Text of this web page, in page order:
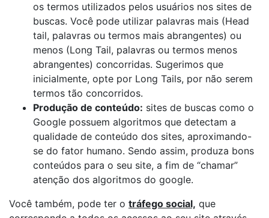
os termos utilizados pelos usuários nos sites de
buscas. Você pode utilizar palavras mais (Head
tail, palavras ou termos mais abrangentes) ou
menos (Long Tail, palavras ou termos menos
abrangentes) concorridas. Sugerimos que
inicialmente, opte por Long Tails, por não serem
termos tão concorridos.
Produção de conteúdo: sites de buscas como o
Google possuem algoritmos que detectam a
qualidade de conteúdo dos sites, aproximando-
se do fator humano. Sendo assim, produza bons
conteúdos para o seu site, a fim de “chamar”
atenção dos algoritmos do google.
Você também, pode ter o tráfego social, que